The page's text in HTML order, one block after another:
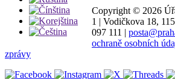
Copyright © 2026
1 | Vodičkova 18,
097 111 |
ochraně osobních
zprávy